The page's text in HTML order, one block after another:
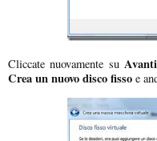
Cliccate nuovamente su
Crea un nuovo disco fisso e